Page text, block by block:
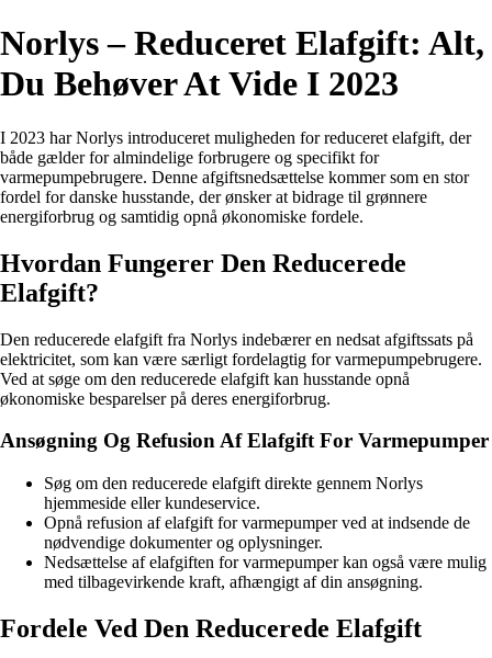
Norlys – Reduceret Elafgift: Alt,
Du Behøver At Vide I 2023
I 2023 har Norlys introduceret muligheden for reduceret elafgift, der
både gælder for almindelige forbrugere og specifikt for
varmepumpebrugere. Denne afgiftsnedsættelse kommer som en stor
fordel for danske husstande, der ønsker at bidrage til grønnere
energiforbrug og samtidig opnå økonomiske fordele.
Hvordan Fungerer Den Reducerede
Elafgift?
Den reducerede elafgift fra Norlys indebærer en nedsat afgiftssats på
elektricitet, som kan være særligt fordelagtig for varmepumpebrugere.
Ved at søge om den reducerede elafgift kan husstande opnå
økonomiske besparelser på deres energiforbrug.
Ansøgning Og Refusion Af Elafgift For Varmepumper
Søg om den reducerede elafgift direkte gennem Norlys
hjemmeside eller kundeservice.
Opnå refusion af elafgift for varmepumper ved at indsende de
nødvendige dokumenter og oplysninger.
Nedsættelse af elafgiften for varmepumper kan også være mulig
med tilbagevirkende kraft, afhængigt af din ansøgning.
Fordele Ved Den Reducerede Elafgift